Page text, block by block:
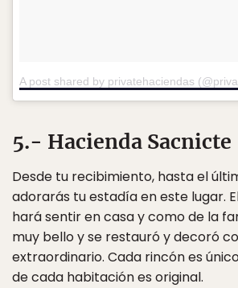
A post shared by privatehaciendas
5.- Hacienda Sacnicte
Desde tu recibimiento, hasta el
adorarás tu estadía en este lugar.
hará sentir en casa y como de la
muy bello y se restauró y decoró
extraordinario. Cada rincón es
de cada habitación es original.